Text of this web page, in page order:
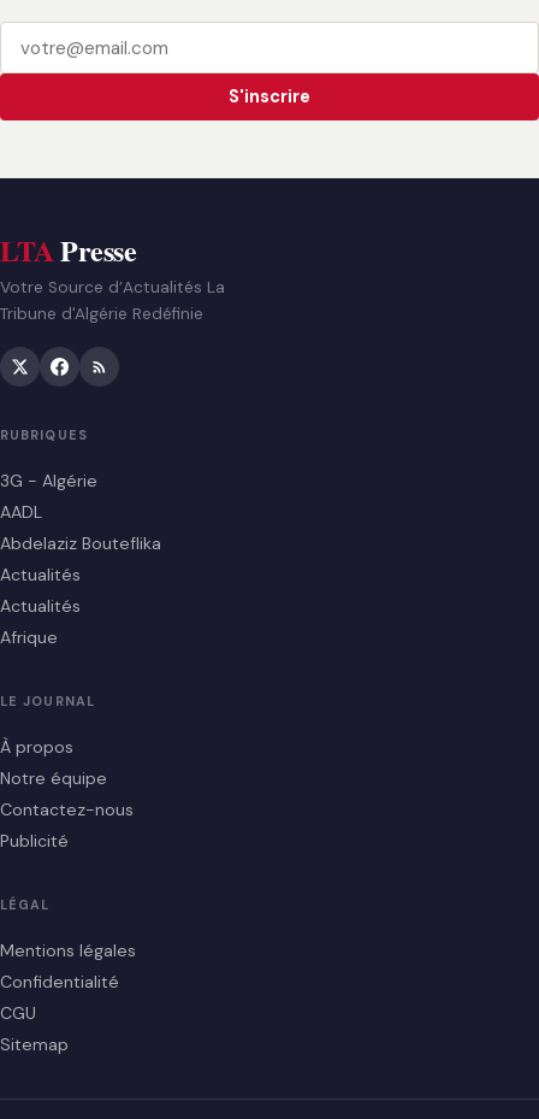
S'inscrire
LTAPresse
Votre Source d’Actualités La
Tribune d'Algérie Redéfinie
RUBRIQUES
3G - Algérie
AADL
Abdelaziz Bouteflika
Actualités
Actualités
Afrique
LE JOURNAL
À propos
Notre équipe
Contactez-nous
Publicité
LÉGAL
Mentions légales
Confidentialité
CGU
Sitemap